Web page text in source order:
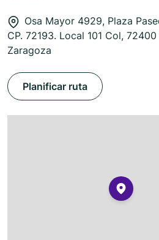
Osa Mayor 4929, Plaza
CP. 72193. Local 101 Col,
Zaragoza
Planificar ruta